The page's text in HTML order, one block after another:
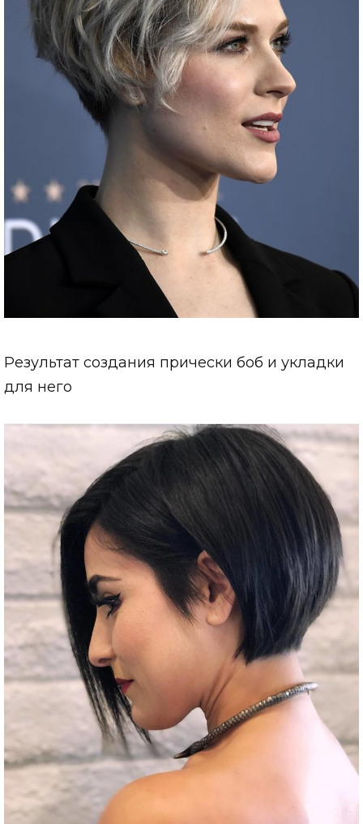
Результат создания прически боб и укладки
для него